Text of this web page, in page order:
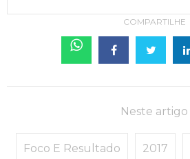
COMPARTILHE
Neste artigo
Foco E Resultado 2017